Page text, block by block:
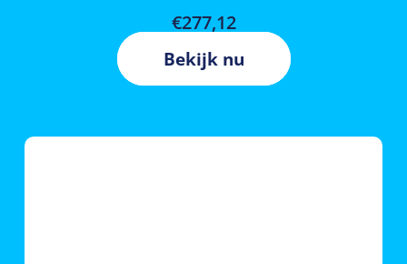
€277,12
Bekijk nu